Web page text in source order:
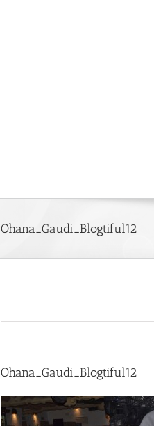
Ohana_Gaudi_Blogtiful12
Ohana_Gaudi_Blogtiful12